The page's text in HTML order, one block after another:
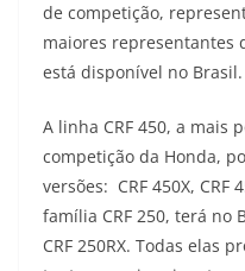
t
s
A
p
p
e
g
r
a
m
e
b
o
o
k
de competição,
maiores representantes
está disponível no Brasil.
A linha CRF 450, a mais
competição da Honda,
versões: CRF 450X, CRF
família CRF 250, terá no
CRF 250RX. Todas elas